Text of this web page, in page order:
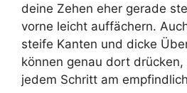
deine Zehen eher gerade
vorne leicht auffächern.
steife Kanten und dicke
können genau dort
jedem Schritt am